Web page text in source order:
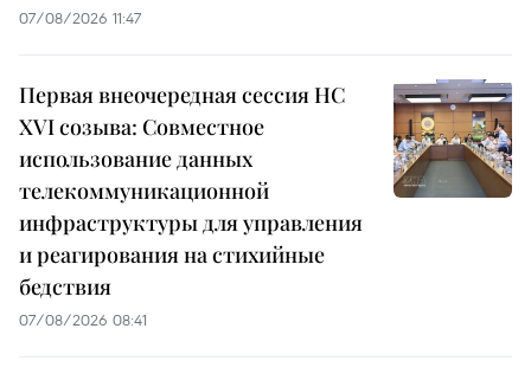
07/08/2026 11:47
Первая внеочередная сессия НС
XVI созыва: Совместное
использование данных
телекоммуникационной
инфраструктуры для управления
и реагирования на стихийные
бедствия
07/08/2026 08:41